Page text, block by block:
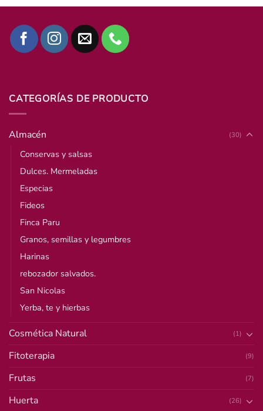
CATEGORÍAS DE PRODUCTO
Almacén (30)
Conservas y salsas
Dulces. Mermeladas
Especias
Fideos
Finca Paru
Granos, semillas y legumbres
Harinas
rebozador salvados.
San Nicolas
Yerba, te y hierbas
Cosmética Natural (1)
Fitoterapia (9)
Frutas (7)
Huerta (26)